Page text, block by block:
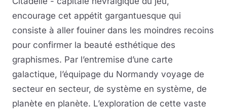
encourage cet appétit gargantuesque qui
consiste à aller fouiner dans les moindres recoins
pour confirmer la beauté esthétique des
graphismes. Par l’entremise d’une carte
galactique, l’équipage du Normandy voyage de
secteur en secteur, de système en système, de
planète en planète. L’exploration de cette vaste